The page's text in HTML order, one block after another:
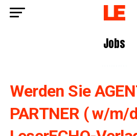
Jobs
Wer­den Sie
PARTNER ( w/m/